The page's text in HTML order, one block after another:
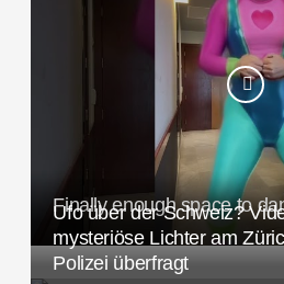
Finally enough space to
Ufo über der Schweiz?
mysteriöse Lichter am
Polizei überfragt